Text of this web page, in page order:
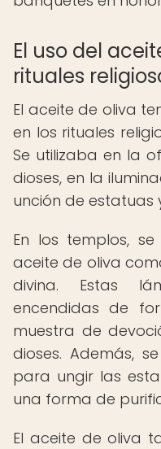
El uso del
rituales
El aceite de oliva
en los rituales
Se utilizaba en la
dioses, en la
unción de estatuas
En los templos,
aceite de oliva
divina. Estas
encendidas de
muestra de
dioses. Además,
para ungir las
una forma de
El aceite de oliva